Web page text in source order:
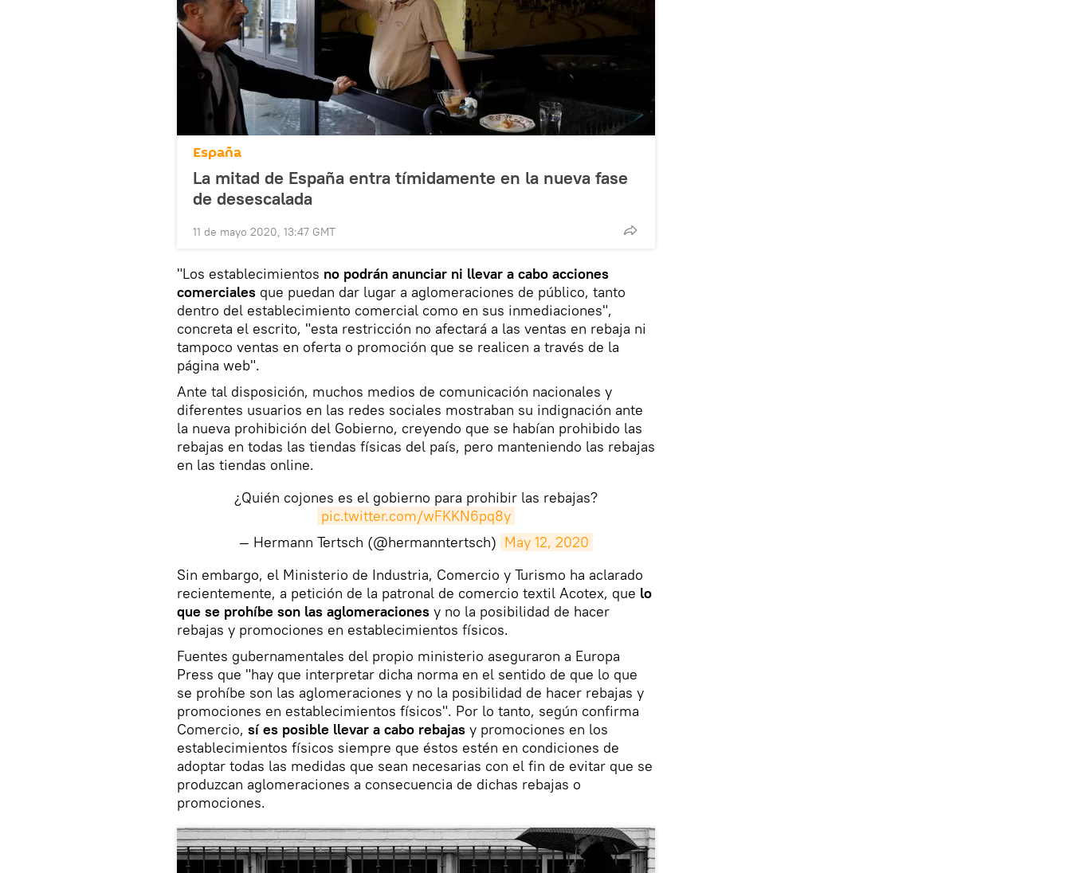
España
La mitad de España entra tímidamente en la nueva fase
de desescalada
11 de mayo 2020, 13:47 GMT
"Los establecimientos no podrán anunciar ni llevar a cabo acciones
comerciales que puedan dar lugar a aglomeraciones de público, tanto
dentro del establecimiento comercial como en sus inmediaciones",
concreta el escrito, "esta restricción no afectará a las ventas en rebaja ni
tampoco ventas en oferta o promoción que se realicen a través de la
página web".
Ante tal disposición, muchos medios de comunicación nacionales y
diferentes usuarios en las redes sociales mostraban su indignación ante
la nueva prohibición del Gobierno, creyendo que se habían prohibido las
rebajas en todas las tiendas físicas del país, pero manteniendo las rebajas
en las tiendas online.
¿Quién cojones es el gobierno para prohibir las rebajas?
pic.twitter.com/wFKKN6pq8y
— Hermann Tertsch (@hermanntertsch) May 12, 2020
Sin embargo, el Ministerio de Industria, Comercio y Turismo ha aclarado
recientemente, a petición de la patronal de comercio textil Acotex, que lo
que se prohíbe son las aglomeraciones y no la posibilidad de hacer
rebajas y promociones en establecimientos físicos.
Fuentes gubernamentales del propio ministerio aseguraron a Europa
Press que "hay que interpretar dicha norma en el sentido de que lo que
se prohíbe son las aglomeraciones y no la posibilidad de hacer rebajas y
promociones en establecimientos físicos". Por lo tanto, según confirma
Comercio, sí es posible llevar a cabo rebajas y promociones en los
establecimientos físicos siempre que éstos estén en condiciones de
adoptar todas las medidas que sean necesarias con el fin de evitar que se
produzcan aglomeraciones a consecuencia de dichas rebajas o
promociones.